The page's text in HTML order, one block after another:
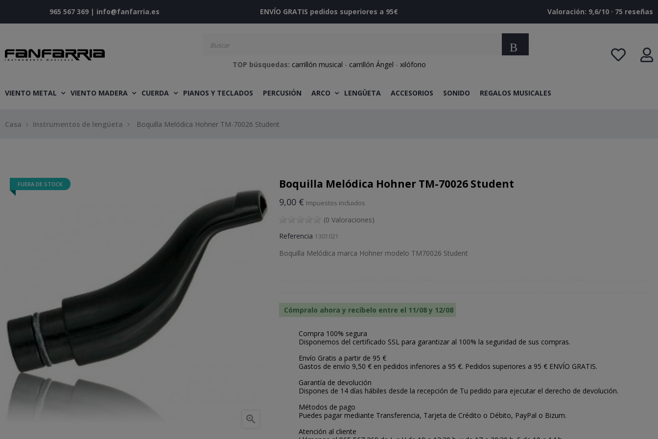
965 567 369 | info@fanfarria.es ENVÍO GRATIS pedidos superiores a 95€ Valoración: 9,6/10 · ‎75 reseñas
Buscar
TOP búsquedas: carrillón musical - carrillón Ángel - xilófono
VIENTO METAL VIENTO MADERA CUERDA PIANOS Y TECLADOS PERCUSIÓN ARCO LENGÜETA ACCESORIOS SONIDO REGALOS MUSICALES
Casa Instrumentos de lengüeta Boquilla Melódica Hohner TM-70026 Student
FUERA DE STOCK

Boquilla Melódica Hohner TM-70026 Student
9,00 € Impuestos incluidos
(0 Valoraciones)
Referencia 1301021
Boquilla Melódica marca Hohner modelo TM70026 Student
Cómpralo ahora y recíbelo entre el 11/08 y 12/08
Compra 100% segura
Disponemos del certificado SSL para garantizar al 100% la seguridad de sus compras.
Envío Gratis a partir de 95 €
Gastos de envío 9,50 € en pedidos inferiores a 95 €. Pedidos superiores a 95 € ENVÍO GRATIS.
Garantía de devolución
Dispones de 14 días hábiles desde la recepción de Tu pedido para ejecutar el derecho de devolución.
Métodos de pago
Puedes pagar mediante Transferencia, Tarjeta de Crédito o Débito, PayPal o Bizum.
Atención al cliente